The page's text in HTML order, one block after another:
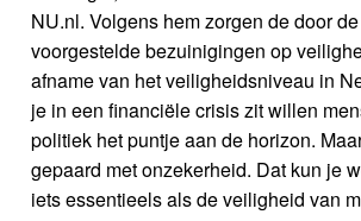
NU.nl. Volgens hem zorgen de door
voorgestelde bezuinigingen op
afname van het veiligheidsniveau in
je in een financiële crisis zit willen
politiek het puntje aan de horizon.
gepaard met onzekerheid. Dat kun je
iets essentieels als de veiligheid van